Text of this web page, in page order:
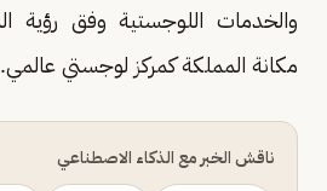
مكانة المملكة كمركز لوجستي عالمي.
ناقش الخبر مع الذكاء الاصطناعي